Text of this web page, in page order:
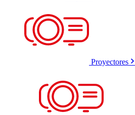
Proyectores